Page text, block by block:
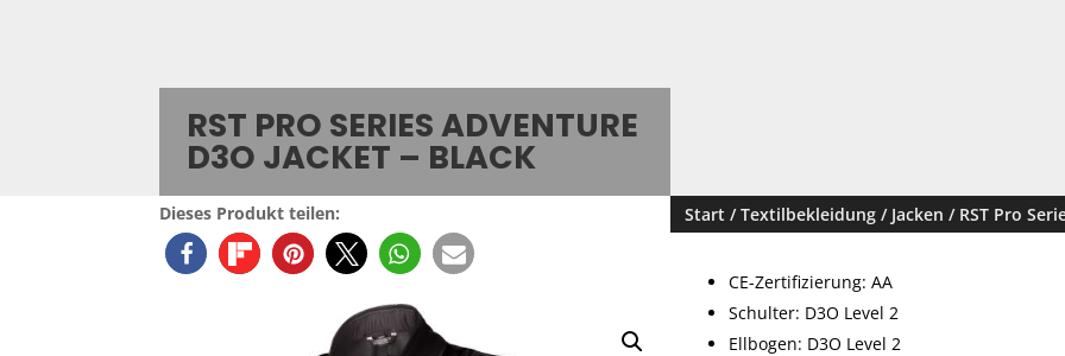
RST PRO SERIES ADVENTURE
D3O JACKET – BLACK
Dieses Produkt teilen: Start /Textilbekleidung / Jacken / RST Pro
CE-Zertifizierung: AA
Schulter: D3O Level 2
Ellbogen: D3O Level 2